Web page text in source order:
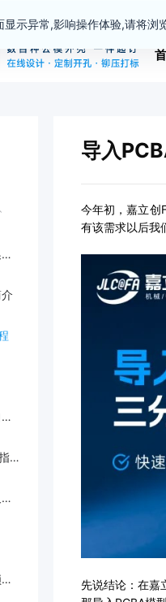
示异常,影响操作体验,请将浏
嘉立创旧版设计稿转换新版设计稿教程
保持视角和文本与开口多点定位教程
第三方人员(采购)下单指引
锁定视角和修改图片尺寸教程
复制粘贴和收藏以及锁定使用教程
导入
今年初，嘉立创
有该需求以后我
先说结论：在嘉